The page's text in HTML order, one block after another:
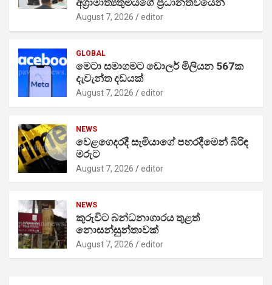
August 7, 2026 editor
GLOBAL
මෙටා සමාගමට ඩොලර් මිලියන 567ක
දැවැන්ත දඩයක්
August 7, 2026 editor
NEWS
වෙළගෙදරදී සැමියාගේ පහරදීමෙන් බිරිඳ
මරුට
August 7, 2026 editor
NEWS
කුරුවිට බන්ධනාගාරය තුළත්
නොසන්සුන්තාවක්
August 7, 2026 editor